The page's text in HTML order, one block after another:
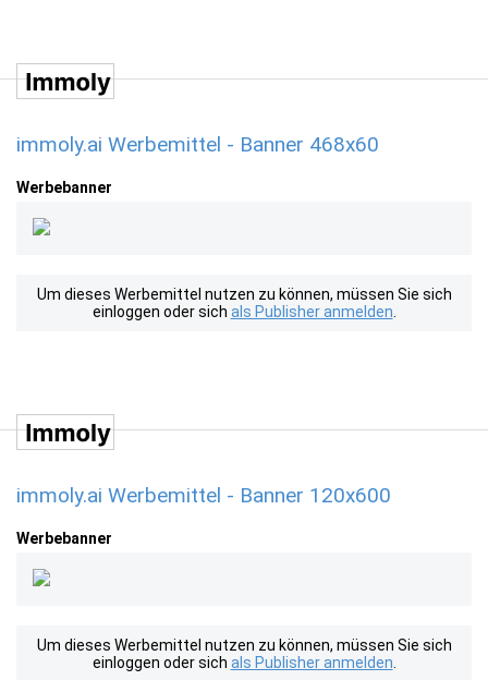
immoly.ai Werbemittel - Banner 468x60
Werbebanner
Um dieses Werbemittel nutzen zu können, müssen Sie sich
einloggen oder sich als Publisher anmelden
immoly.ai Werbemittel - Banner 120x600
Werbebanner
Um dieses Werbemittel nutzen zu können, müssen Sie sich
einloggen oder sich als Publisher anmelden